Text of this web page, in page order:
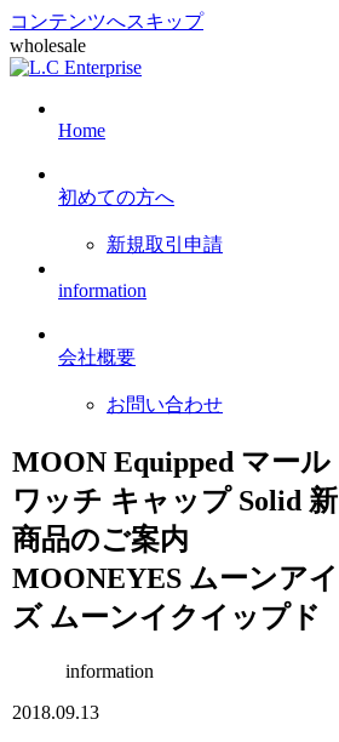
コンテンツへスキップ
wholesale
Home
初めての方へ
新規取引申請
information
会社概要
お問い合わせ
MOON Equipped マール
ワッチ キャップ Solid 新
商品のご案内
MOONEYES ムーンアイ
ズ ムーンイクイップド
information
2018.09.13